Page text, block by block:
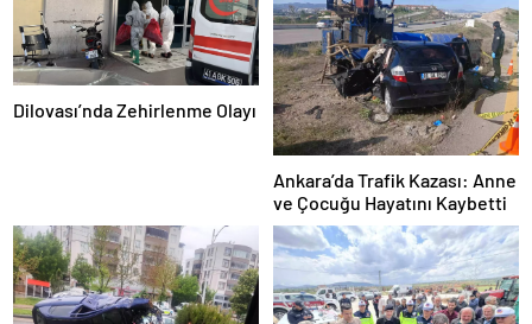
Dilovası’nda Zehirlenme Olayı
Ankara’da Trafik Kazası: Anne
ve Çocuğu Hayatını Kaybetti